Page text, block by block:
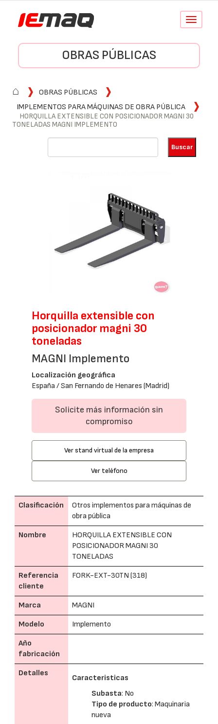
Conmutar
OBRAS PÚBLICAS
⌂
OBRAS PÚBLICAS
IMPLEMENTOS PARA MÁQUINAS DE OBRA PÚBLICA
HORQUILLA EXTENSIBLE CON POSICIONADOR MAGNI 30
TONELADAS MAGNI IMPLEMENTO
Horquilla extensible con
posicionador magni 30
toneladas
MAGNI Implemento
Localización geográfica
España / San Fernando de Henares (Madrid)
Solicite más información sin
compromiso
Ver stand virtual de la empresa
Ver teléfono
Clasificación
Otros implementos para máquinas de
obra pública
Nombre
HORQUILLA EXTENSIBLE CON
POSICIONADOR MAGNI 30
TONELADAS
Referencia
cliente
FORK-EXT-30TN (318)
Marca MAGNI
Modelo Implemento
Año
fabricación
Detalles
Caracteristicas
Subasta: No
Tipo de producto: Maquinaria
nueva